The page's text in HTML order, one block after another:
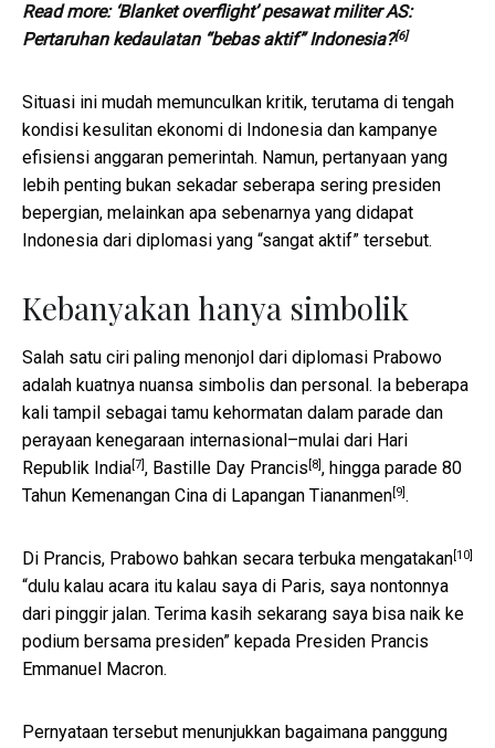
Read more: ‘Blanket overflight’ pesawat militer AS:
Pertaruhan kedaulatan “bebas aktif” Indonesia?[6]
Situasi ini mudah memunculkan kritik, terutama di tengah
kondisi kesulitan ekonomi di Indonesia dan kampanye
efisiensi anggaran pemerintah. Namun, pertanyaan yang
lebih penting bukan sekadar seberapa sering presiden
bepergian, melainkan apa sebenarnya yang didapat
Indonesia dari diplomasi yang “sangat aktif” tersebut.
Kebanyakan hanya simbolik
Salah satu ciri paling menonjol dari diplomasi Prabowo
adalah kuatnya nuansa simbolis dan personal. Ia beberapa
kali tampil sebagai tamu kehormatan dalam parade dan
perayaan kenegaraan internasional–mulai dari Hari
Republik India[7], Bastille Day Prancis [8], hingga parade 80
Tahun Kemenangan Cina di Lapangan Tiananmen[9].
Di Prancis, Prabowo bahkan secara terbuka mengatakan[10]
“dulu kalau acara itu kalau saya di Paris, saya nontonnya
dari pinggir jalan. Terima kasih sekarang saya bisa naik ke
podium bersama presiden” kepada Presiden Prancis
Emmanuel Macron.
Pernyataan tersebut menunjukkan bagaimana panggung